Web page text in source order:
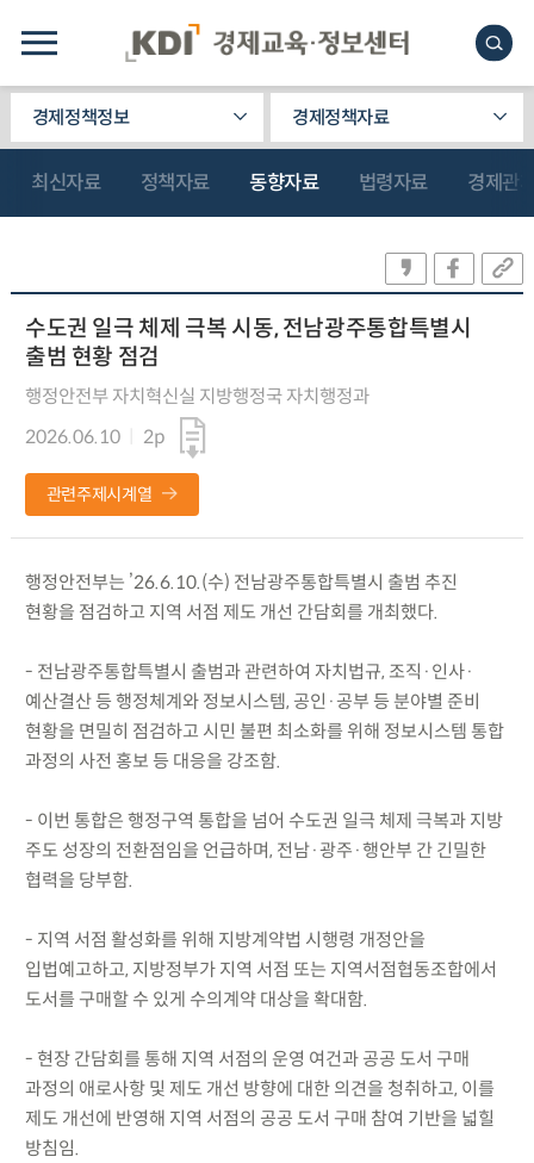
경제정책정보 경제정책자료
최신자료 정책자료 동향자료 법령자료 경제관
수도권 일극 체제 극복 시동, 전남광주통합특별시
출범 현황 점검
행정안전부 자치혁신실 지방행정국 자치행정과
2026.06.10
2p
관련주제시계열
행정안전부는 ’26.6.10.(수) 전남광주통합특별시 출범 추진
현황을 점검하고 지역 서점 제도 개선 간담회를 개최했다.
- 전남광주통합특별시 출범과 관련하여 자치법규, 조직·인사·
예산결산 등 행정체계와 정보시스템, 공인·공부 등 분야별 준비
현황을 면밀히 점검하고 시민 불편 최소화를 위해 정보시스템 통합
과정의 사전 홍보 등 대응을 강조함.
- 이번 통합은 행정구역 통합을 넘어 수도권 일극 체제 극복과 지방
주도 성장의 전환점임을 언급하며, 전남·광주·행안부 간 긴밀한
협력을 당부함.
- 지역 서점 활성화를 위해 지방계약법 시행령 개정안을
입법예고하고, 지방정부가 지역 서점 또는 지역서점협동조합에서
도서를 구매할 수 있게 수의계약 대상을 확대함.
- 현장 간담회를 통해 지역 서점의 운영 여건과 공공 도서 구매
과정의 애로사항 및 제도 개선 방향에 대한 의견을 청취하고, 이를
제도 개선에 반영해 지역 서점의 공공 도서 구매 참여 기반을 넓힐
방침임.